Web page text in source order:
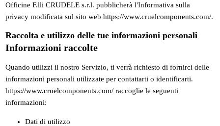
Officine F.lli CRUDELE s.r.l. pubblicherà l'Informativa sulla
privacy modificata sul sito web https://www.cruelcomponents.com/.
Raccolta e utilizzo delle tue informazioni personali
Informazioni raccolte
Quando utilizzi il nostro Servizio, ti verrà richiesto di fornirci delle
informazioni personali utilizzate per contattarti o identificarti.
https://www.cruelcomponents.com/ raccoglie le seguenti
informazioni:
Dati di utilizzo